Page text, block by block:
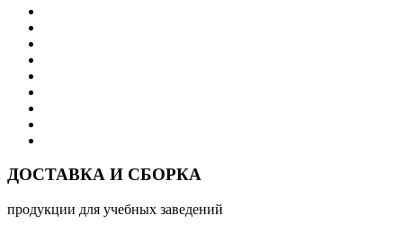
ДОСТАВКА И СБОРКА
продукции для учебных заведений